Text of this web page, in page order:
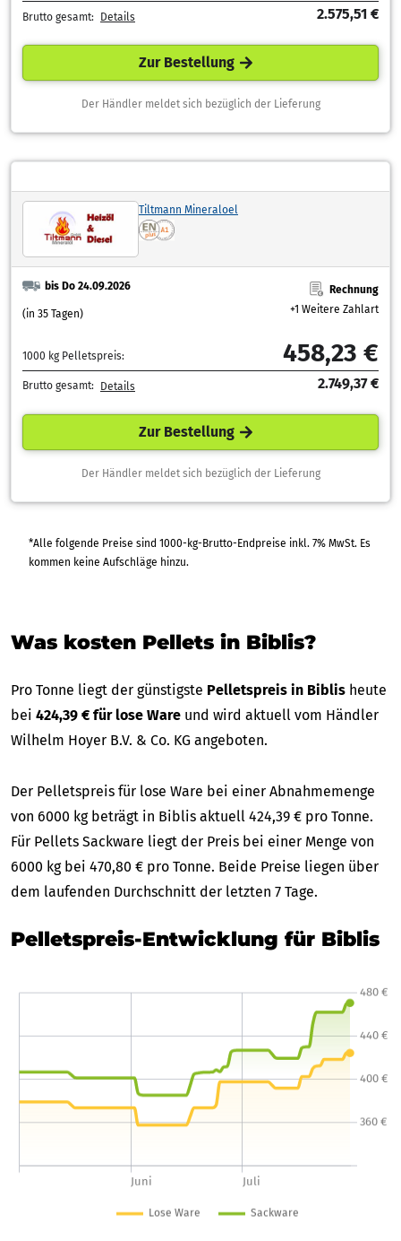
Brutto gesamt: Details 2.575,51 €
Zur Bestellung
Der Händler meldet sich bezüglich der Lieferung
Tiltmann Mineraloel
bis Do 24.09.2026
(in 35 Tagen)
Rechnung
+1 Weitere Zahlart
1000 kg Pelletspreis: 458,23 €
Brutto gesamt: Details 2.749,37 €
Zur Bestellung
Der Händler meldet sich bezüglich der Lieferung
*Alle folgende Preise sind 1000-kg-Brutto-Endpreise inkl. 7% MwSt. Es
kommen keine Aufschläge hinzu.
Was kosten Pellets in Biblis?
Pro Tonne liegt der günstigste Pelletspreis in Biblis heute
bei 424,39 € für lose Ware und wird aktuell vom Händler
Wilhelm Hoyer B.V. & Co. KG angeboten.
Der Pelletspreis für lose Ware bei einer Abnahmemenge
von 6000 kg beträgt in Biblis aktuell 424,39 € pro Tonne.
Für Pellets Sackware liegt der Preis bei einer Menge von
6000 kg bei 470,80 € pro Tonne. Beide Preise liegen über
dem laufenden Durchschnitt der letzten 7 Tage.
Pelletspreis-Entwicklung für Biblis